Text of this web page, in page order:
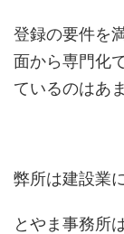
登録の要件を
面から専門化
ているのはあ
弊所は建設業
とやま事務所